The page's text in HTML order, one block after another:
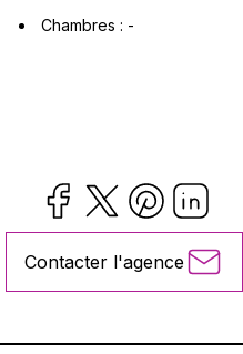
Chambres : -
Contacter l'agence